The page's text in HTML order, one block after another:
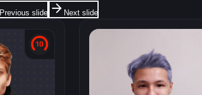
Previous slide Next slide